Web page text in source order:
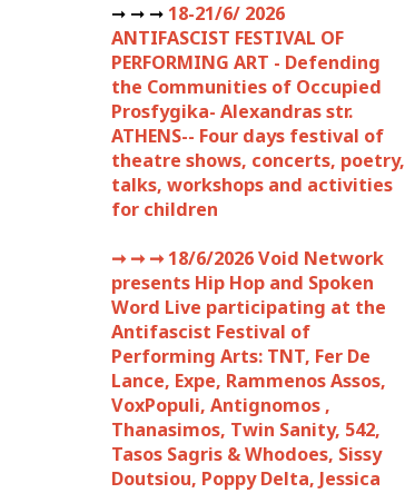
➞ ➞ ➞ 18-21/6/ 2026
ANTIFASCIST FESTIVAL OF
PERFORMING ART - Defending
the Communities of Occupied
Prosfygika- Alexandras str.
ATHENS-- Four days festival of
theatre shows, concerts, poetry,
talks, workshops and activities
for children
➞ ➞ ➞18/6/2026 Void Network
presents Hip Hop and Spoken
Word Live participating at the
Antifascist Festival of
Performing Arts: TNT, Fer De
Lance, Expe, Rammenos Assos,
VoxPopuli, Antignomos ,
Thanasimos, Twin Sanity, 542,
Tasos Sagris & Whodoes, Sissy
Doutsiou, Poppy Delta, Jessica